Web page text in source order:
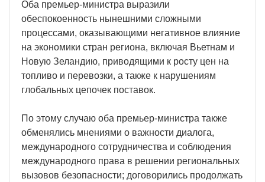
Оба премьер-министра выразили
обеспокоенность нынешними сложными
процессами, оказывающими негативное влияние
на экономики стран региона, включая Вьетнам и
Новую Зеландию, приводящими к росту цен на
топливо и перевозки, а также к нарушениям
глобальных цепочек поставок.
По этому случаю оба премьер-министра также
обменялись мнениями о важности диалога,
международного сотрудничества и соблюдения
международного права в решении региональных
вызовов безопасности; договорились продолжать